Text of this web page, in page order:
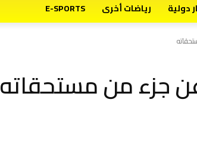
دولية رياضات أخرى E-SPORTS
جزء من مستحقاته